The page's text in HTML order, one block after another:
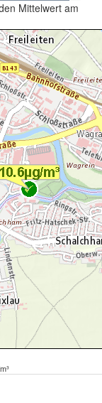
Mittelwert am